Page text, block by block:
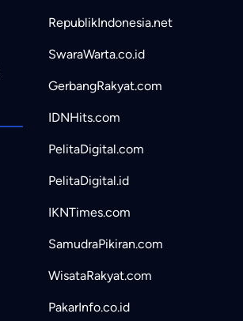
RepublikIndonesia.net
SwaraWarta.co.id
GerbangRakyat.com
IDNHits.com
PelitaDigital.com
PelitaDigital.id
IKNTimes.com
SamudraPikiran.com
WisataRakyat.com
PakarInfo.co.id